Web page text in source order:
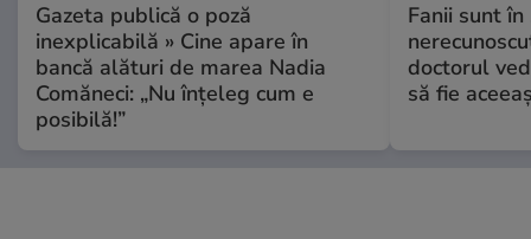
Gazeta publică o poză
inexplicabilă » Cine apare în
bancă alături de marea Nadia
Comăneci: „Nu înțeleg cum e
posibilă!”
Fanii sunt în
doctorul
să fie